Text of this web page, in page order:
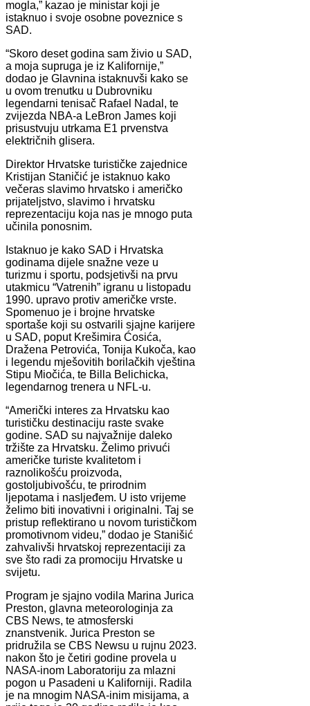
mogla,” kazao je ministar koji je
istaknuo i svoje osobne poveznice s
SAD.
“Skoro deset godina sam živio u SAD,
a moja supruga je iz Kalifornije,”
dodao je Glavnina istaknuvši kako se
u ovom trenutku u Dubrovniku
legendarni tenisač Rafael Nadal, te
zvijezda NBA-a LeBron James koji
prisustvuju utrkama E1 prvenstva
električnih glisera.
Direktor Hrvatske turističke zajednice
Kristijan Staničić je istaknuo kako
večeras slavimo hrvatsko i američko
prijateljstvo, slavimo i hrvatsku
reprezentaciju koja nas je mnogo puta
učinila ponosnim.
Istaknuo je kako SAD i Hrvatska
godinama dijele snažne veze u
turizmu i sportu, podsjetivši na prvu
utakmicu “Vatrenih” igranu u listopadu
1990. upravo protiv američke vrste.
Spomenuo je i brojne hrvatske
sportaše koji su ostvarili sjajne karijere
u SAD, poput Krešimira Ćosića,
Dražena Petrovića, Tonija Kukoča, kao
i legendu mješovitih borilačkih vještina
Stipu Miočića, te Billa Belichicka,
legendarnog trenera u NFL-u.
“Američki interes za Hrvatsku kao
turističku destinaciju raste svake
godine. SAD su najvažnije daleko
tržište za Hrvatsku. Želimo privući
američke turiste kvalitetom i
raznolikošću proizvoda,
gostoljubivošću, te prirodnim
ljepotama i nasljeđem. U isto vrijeme
želimo biti inovativni i originalni. Taj se
pristup reflektirano u novom turističkom
promotivnom videu,” dodao je Stanišić
zahvalivši hrvatskoj reprezentaciji za
sve što radi za promociju Hrvatske u
svijetu.
Program je sjajno vodila Marina Jurica
Preston, glavna meteorologinja za
CBS News, te atmosferski
znanstvenik. Jurica Preston se
pridružila se CBS Newsu u rujnu 2023.
nakon što je četiri godine provela u
NASA-inom Laboratoriju za mlazni
pogon u Pasadeni u Kaliforniji. Radila
je na mnogim NASA-inim misijama, a